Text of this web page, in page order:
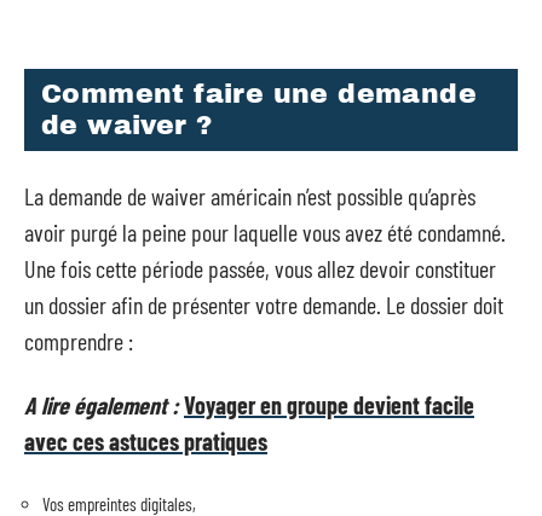
Comment faire une demande
de waiver ?
La demande de waiver américain n’est possible qu’après
avoir purgé la peine pour laquelle vous avez été condamné.
Une fois cette période passée, vous allez devoir constituer
un dossier afin de présenter votre demande. Le dossier doit
comprendre :
A lire également :Voyager en groupe devient facile
avec ces astuces pratiques
Vos empreintes digitales,